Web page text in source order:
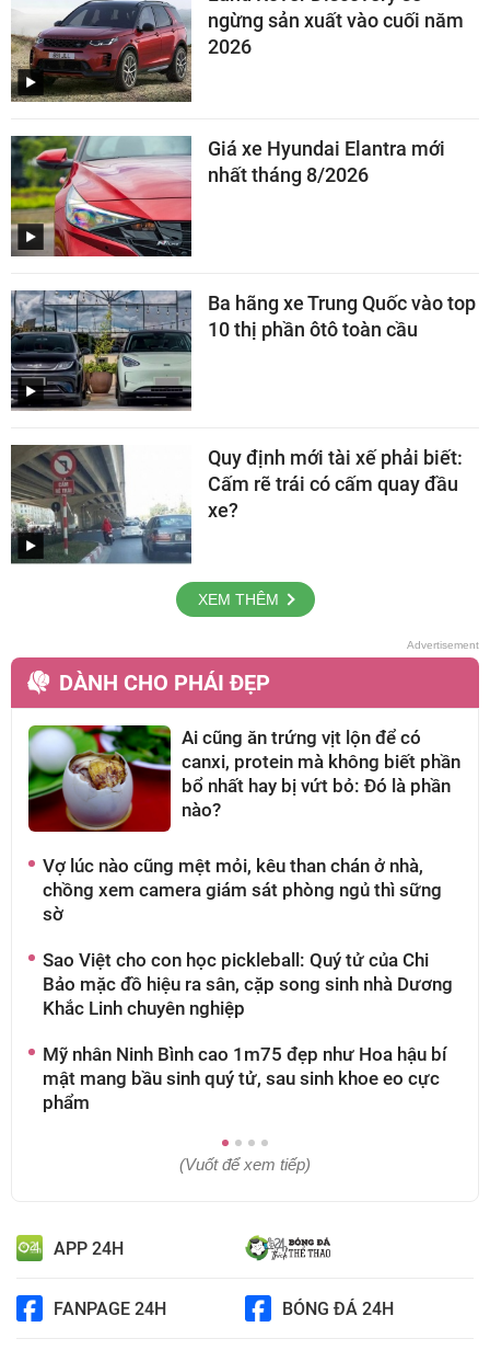
ngừng sản xuất vào cuối năm
2026
Giá xe Hyundai Elantra mới
nhất tháng 8/2026
Ba hãng xe Trung Quốc vào top
10 thị phần ôtô toàn cầu
Quy định mới tài xế phải biết:
Cấm rẽ trái có cấm quay đầu
xe?
XEM THÊM
DÀNH CHO PHÁI ĐẸP
Ai cũng ăn trứng vịt lộn để có
canxi, protein mà không biết phần
bổ nhất hay bị vứt bỏ: Đó là phần
nào?
Vợ lúc nào cũng mệt mỏi, kêu than chán ở nhà,
chồng xem camera giám sát phòng ngủ thì sững
sờ
Sao Việt cho con học pickleball: Quý tử của Chi
Bảo mặc đồ hiệu ra sân, cặp song sinh nhà Dương
Khắc Linh chuyên nghiệp
Mỹ nhân Ninh Bình cao 1m75 đẹp như Hoa hậu bí
mật mang bầu sinh quý tử, sau sinh khoe eo cực
phẩm
(Vuốt để xem tiếp)
APP 24H
FANPAGE 24H BÓNG ĐÁ 24H